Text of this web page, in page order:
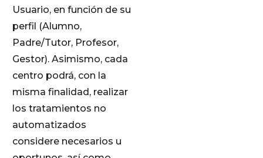
Usuario, en función de su
perfil (Alumno,
Padre/Tutor, Profesor,
Gestor). Asimismo, cada
centro podrá, con la
misma finalidad, realizar
los tratamientos no
automatizados
considere necesarios u